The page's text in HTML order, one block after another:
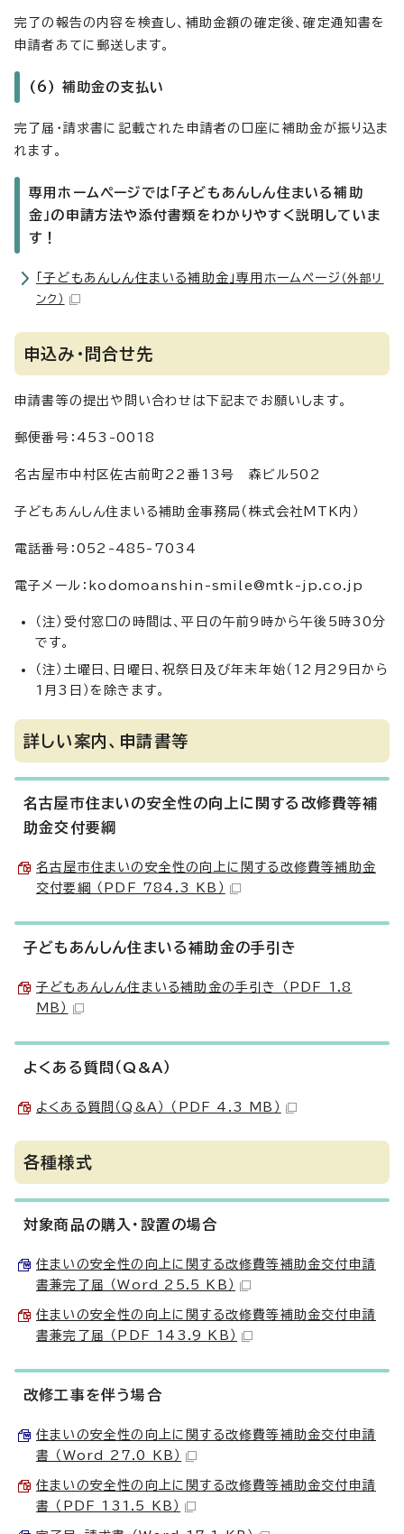
完了の報告の内容を検査し、補助金額の確定後、確定通知書を
申請者あてに郵送します。
(6) 補助金の支払い
完了届・請求書に記載された申請者の口座に補助金が振り込ま
れます。
専用ホームページでは「子どもあんしん住まいる補助
金」の申請方法や添付書類をわかりやすく説明していま
す！
「子どもあんしん住まいる補助金」専用ホームページ （外部リ
ンク）
申込み・問合せ先
申請書等の提出や問い合わせは下記までお願いします。
郵便番号：453-0018
名古屋市中村区佐古前町22番13号 森ビル502
子どもあんしん住まいる補助金事務局（株式会社MTK内）
電話番号：052-485-7034
電子メール：kodomoanshin-smile@mtk-jp.co.jp
（注）受付窓口の時間は、平日の午前9時から午後5時30分
です。
（注）土曜日、日曜日、祝祭日及び年末年始（12月29日から
1月3日）を除きます。
詳しい案内、申請書等
名古屋市住まいの安全性の向上に関する改修費等補
助金交付要綱
名古屋市住まいの安全性の向上に関する改修費等補助金
交付要綱 （PDF 784.3 KB）
子どもあんしん住まいる補助金の手引き
子どもあんしん住まいる補助金の手引き （PDF 1.8
MB）
よくある質問（Q&A）
よくある質問（Q&A） （PDF 4.3 MB）
各種様式
対象商品の購入・設置の場合
住まいの安全性の向上に関する改修費等補助金交付申請
書兼完了届 （Word 25.5 KB）
住まいの安全性の向上に関する改修費等補助金交付申請
書兼完了届 （PDF 143.9 KB）
改修工事を伴う場合
住まいの安全性の向上に関する改修費等補助金交付申請
書 （Word 27.0 KB）
住まいの安全性の向上に関する改修費等補助金交付申請
書 （PDF 131.5 KB）